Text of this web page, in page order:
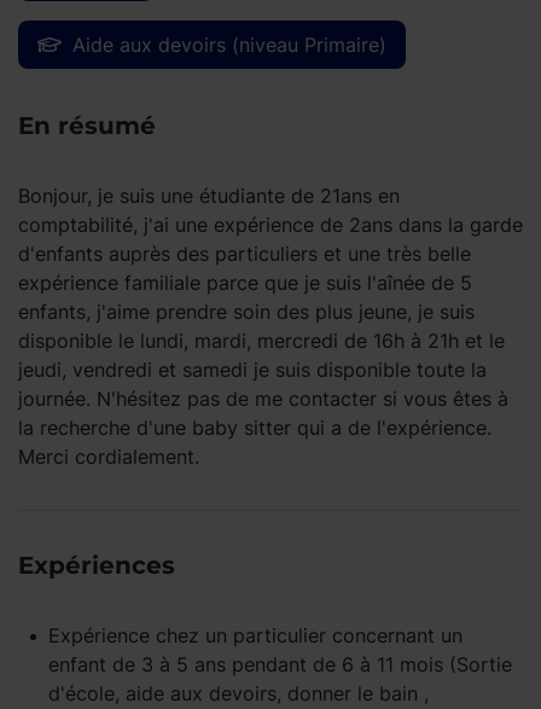
Aide aux devoirs (niveau Primaire)
En résumé
Bonjour, je suis une étudiante de 21ans en
comptabilité, j'ai une expérience de 2ans dans la garde
d'enfants auprès des particuliers et une très belle
expérience familiale parce que je suis l'aînée de 5
enfants, j'aime prendre soin des plus jeune, je suis
disponible le lundi, mardi, mercredi de 16h à 21h et le
jeudi, vendredi et samedi je suis disponible toute la
journée. N'hésitez pas de me contacter si vous êtes à
la recherche d'une baby sitter qui a de l'expérience.
Merci cordialement.
Expériences
Expérience chez un particulier concernant un
enfant de 3 à 5 ans pendant de 6 à 11 mois (Sortie
d'école, aide aux devoirs, donner le bain ,